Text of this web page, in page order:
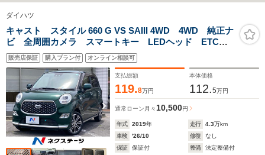
ダイハツ
キャスト スタイル 660 G VS SAIII 4WD 4WD 純正ナ
ビ 全周囲カメラ スマートキー LEDヘッド ETC
純正15インチアルミ オートエアコン Bluetooth
CD DVD再生
販売店保証 購入プラン付 オンライン相談可
支払総額
119.8万円
本体価格
112.5万円
通常ローン 月々 10,500円
年式 2019年 走行 4.3万km
車検
'26/10 修復
なし
保証
保証付 整備
法定整備付